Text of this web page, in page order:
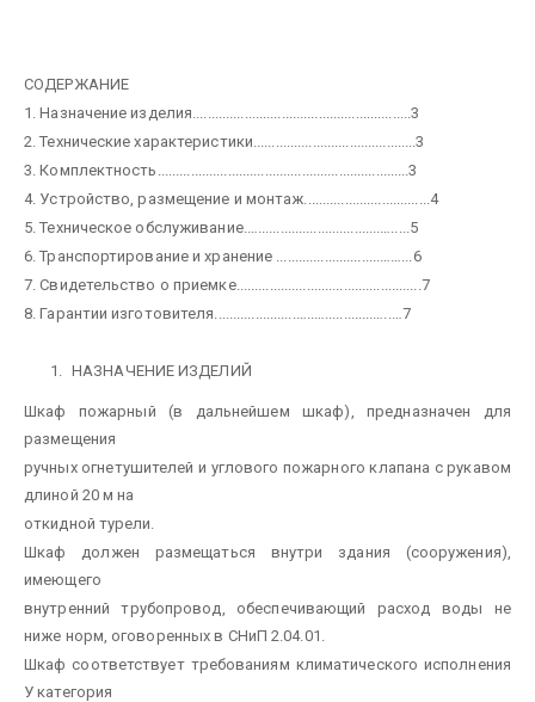
СОДЕРЖАНИЕ
1. Назначение изделия...........................................................3
2. Технические характеристики............................................3
3. Комплектность....................................................................3
4. Устройство, размещение и монтаж..................................4
5. Техническое обслуживание.….................................….....5
6. Транспортирование и хранение ............................……...6
7. Свидетельство о приемке..................................................7
8. Гарантии изготовителя......................…..….............…..…7
НАЗНАЧЕНИЕ ИЗДЕЛИЙ
Шкаф пожарный (в дальнейшем шкаф), предназначен для
размещения
ручных огнетушителей и углового пожарного клапана с рукавом
длиной 20 м на
откидной турели.
Шкаф должен размещаться внутри здания (сооружения),
имеющего
внутренний трубопровод, обеспечивающий расход воды не
ниже норм, оговоренных в СНиП 2.04.01.
Шкаф соответствует требованиям климатического исполнения
У категория